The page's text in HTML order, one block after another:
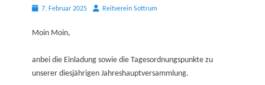
Posted7. Februar 2025 AutorReitverein Sottrum
Moin Moin,
anbei die Einladung sowie die Tagesordnungspunkte zu
unserer diesjährigen Jahreshauptversammlung.